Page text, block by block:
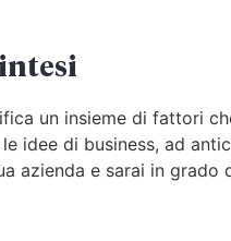
un insieme di fattori
idee di business, ad
azienda e sarai in